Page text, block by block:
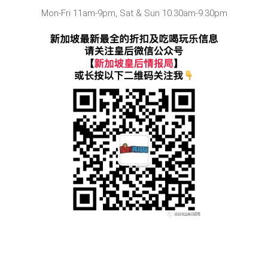
Mon-Fri 11am-9pm, Sat & Sun 10.30am-9.30pm